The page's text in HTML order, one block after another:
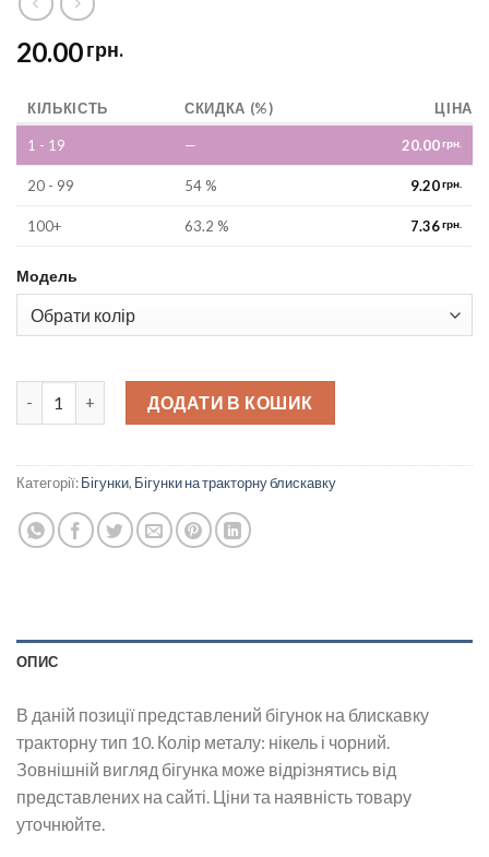
20.00грн.
КІЛЬКІСТЬ СКИДКА (%) ЦІНА
1 - 19 — 20.00грн.
20 - 99 54 % 9.20грн.
100+ 63.2 % 7.36грн.
Модель
Бігунок на блискавку трактор тип 10 quantity
ДОДАТИ В КОШИК
Категорії:Бігунки, Бігунки на тракторну блискавку
ОПИС
В даній позиції представлений бігунок на блискавку
тракторну тип 10. Колір металу: нікель і чорний.
Зовнішній вигляд бігунка може відрізнятись від
представлених на сайті. Ціни та наявність товару
уточнюйте.